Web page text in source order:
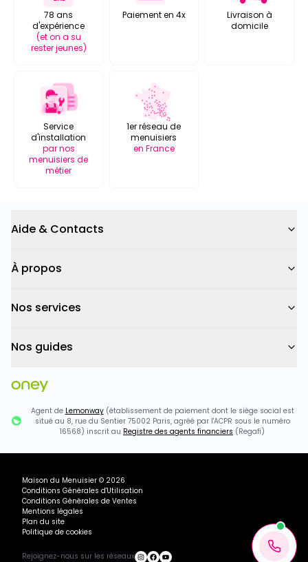
78 ans
d'expérience
(et on a su
rester jeunes)
Paiement en 4x
Livraison à
domicile
Service
d'installation
par nos
menuisiers de
métier
1er réseau de
menuisiers
en France
Aide & Contacts
À propos
Nos services
Nos guides
Agent de Lemonway(établissement de paiement dont le siège social est
situé au 8, rue du Sentier 75002 Paris, agréé par l'ACPR sous le numéro
16568) inscrit au Registre des agents financiers (Regafi)
Maison du Menuisier © 2026
Conditions Générales d'Utilisation
Conditions Générales de Ventes
Mentions légales
Plan du site
Politique de cookies
Rejoignez-nous sur les réseaux